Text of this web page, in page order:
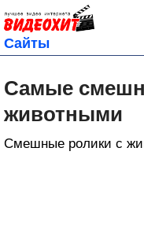
Сайты
Самые
животными
Смешные ролики с